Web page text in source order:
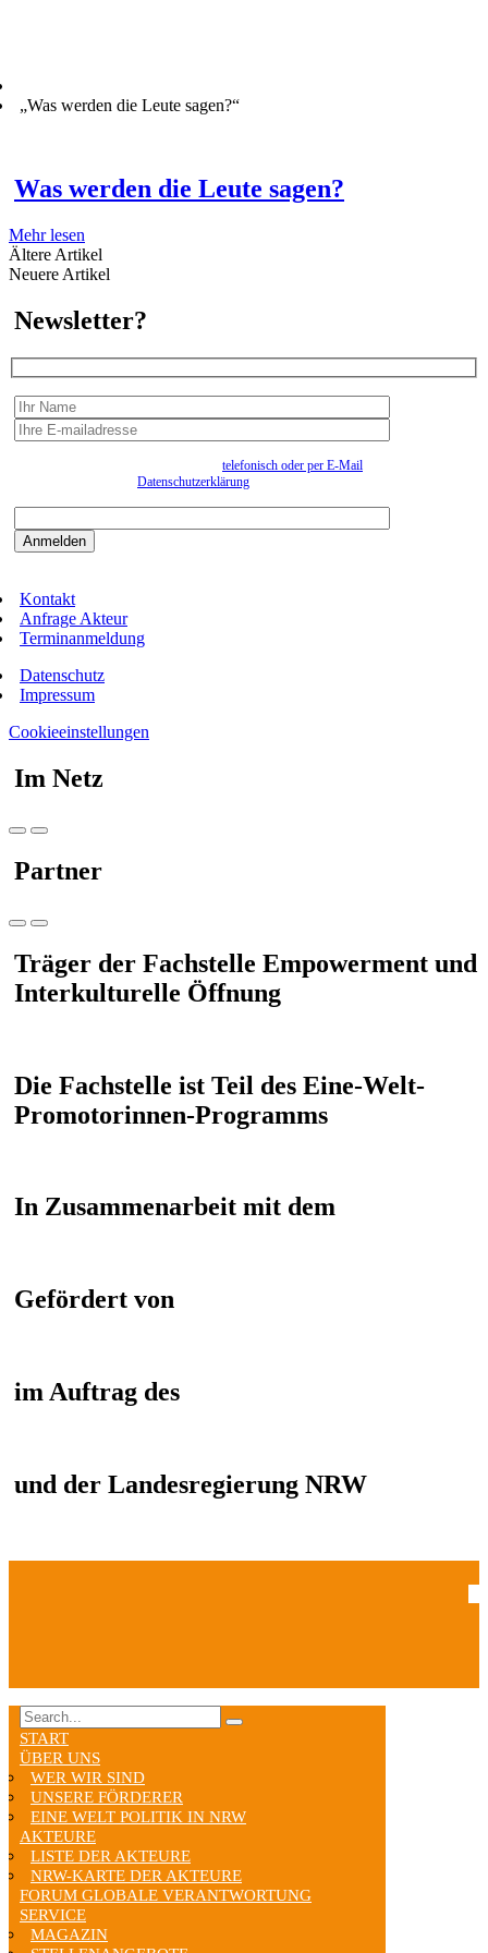
„Was werden die Leute sagen?“
Was werden die Leute sagen?
Mehr lesen
Ältere Artikel
Neuere Artikel
Newsletter?
telefonisch oder per E-Mail
Datenschutzerklärung
Kontakt
Anfrage Akteur
Terminanmeldung
Datenschutz
Impressum
Cookieeinstellungen
Im Netz
Partner
Träger der Fachstelle Empowerment und
Interkulturelle Öffnung
Die Fachstelle ist Teil des Eine-Welt-
Promotorinnen-Programms
In Zusammenarbeit mit dem
Gefördert von
im Auftrag des
und der Landesregierung NRW
START
ÜBER UNS
WER WIR SIND
UNSERE FÖRDERER
EINE WELT POLITIK IN NRW
AKTEURE
LISTE DER AKTEURE
NRW-KARTE DER AKTEURE
FORUM GLOBALE VERANTWORTUNG
SERVICE
MAGAZIN